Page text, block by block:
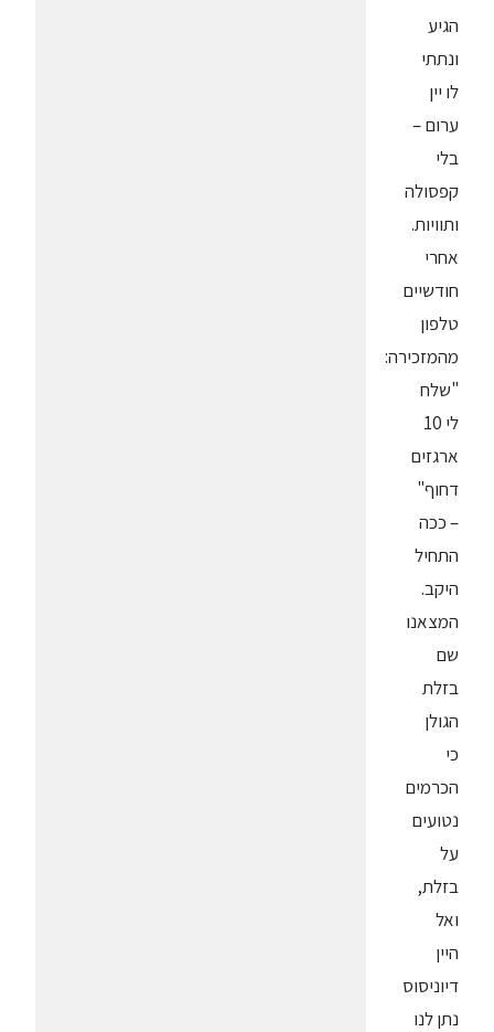
הגיע
ונתתי
לו יין
ערום –
בלי
קפסולה
ותוויות.
אחרי
חודשיים
טלפון
מהמזכירה:
"שלח
לי 10
ארגזים
דחוף"
– ככה
התחיל
היקב.
המצאנו
שם
בזלת
הגולן
כי
הכרמים
נטועים
על
בזלת,
ואל
היין
דיוניסוס
נתן לנו